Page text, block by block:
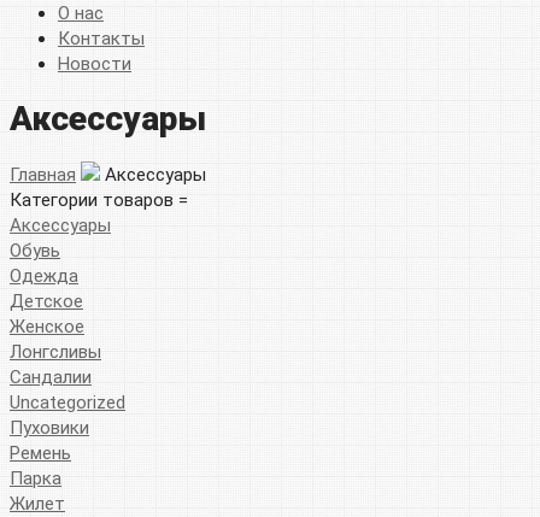
О нас
Контакты
Новости
Аксессуары
Главная
Аксессуары
Категории товаров =
Аксессуары
Обувь
Одежда
Детское
Женское
Лонгсливы
Сандалии
Uncategorized
Пуховики
Ремень
Парка
Жилет